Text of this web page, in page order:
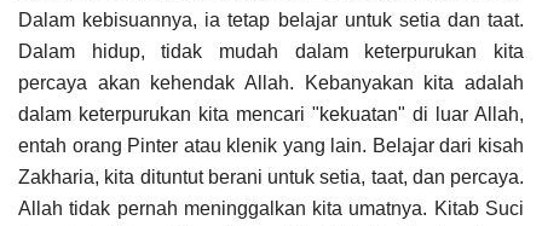
Dalam kebisuannya, ia tetap belajar untuk setia dan taat.
Dalam hidup, tidak mudah dalam keterpurukan kita
percaya akan kehendak Allah. Kebanyakan kita adalah
dalam keterpurukan kita mencari "kekuatan" di luar Allah,
entah orang Pinter atau klenik yang lain. Belajar dari kisah
Zakharia, kita dituntut berani untuk setia, taat, dan percaya.
Allah tidak pernah meninggalkan kita umatnya. Kitab Suci